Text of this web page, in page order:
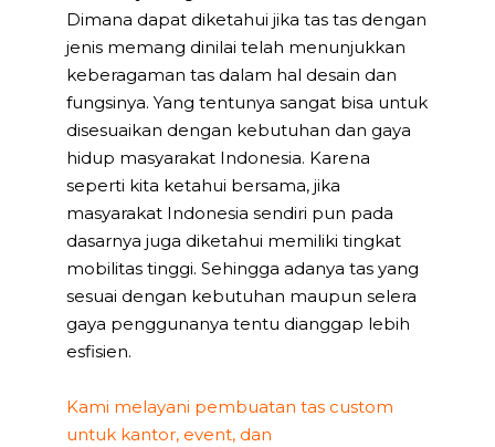
Dimana dapat diketahui jika tas tas dengan
jenis memang dinilai telah menunjukkan
keberagaman tas dalam hal desain dan
fungsinya. Yang tentunya sangat bisa untuk
disesuaikan dengan kebutuhan dan gaya
hidup masyarakat Indonesia. Karena
seperti kita ketahui bersama, jika
masyarakat Indonesia sendiri pun pada
dasarnya juga diketahui memiliki tingkat
mobilitas tinggi. Sehingga adanya tas yang
sesuai dengan kebutuhan maupun selera
gaya penggunanya tentu dianggap lebih
esfisien.
Kami melayani pembuatan tas custom
untuk kantor, event, dan